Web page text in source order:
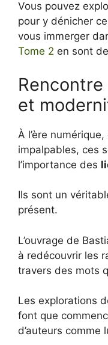
Vous pouvez
pour y dénicher
vous immerger
Tome 2 en sont
et
À l’ère
impalpables, ces
l’importance des
Ils sont un
présent.
L’ouvrage de
à redécouvrir les
travers des mots
Les explorations
font que
d’auteurs comme